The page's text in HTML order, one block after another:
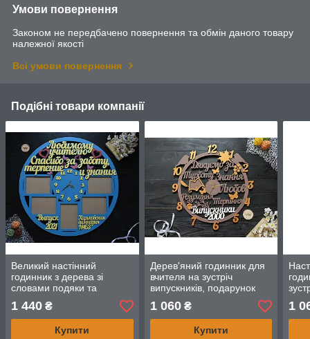
Умови повернення
Законом не передбачено повернення та обмін даного товару
належної якості
Всі умови повернення
Подібні товари компанії
Великий настінний
годинник з дерева зі
словами подяки та
фоторамками
"Улюбленому вчителю" від
випускників
1 440 ₴
Купити
Дерев'яний годинник для
вчителя на зустріч
випускників, подарунок
вчителю, класному
керівнику від випускників
1 060₴
Купити
1